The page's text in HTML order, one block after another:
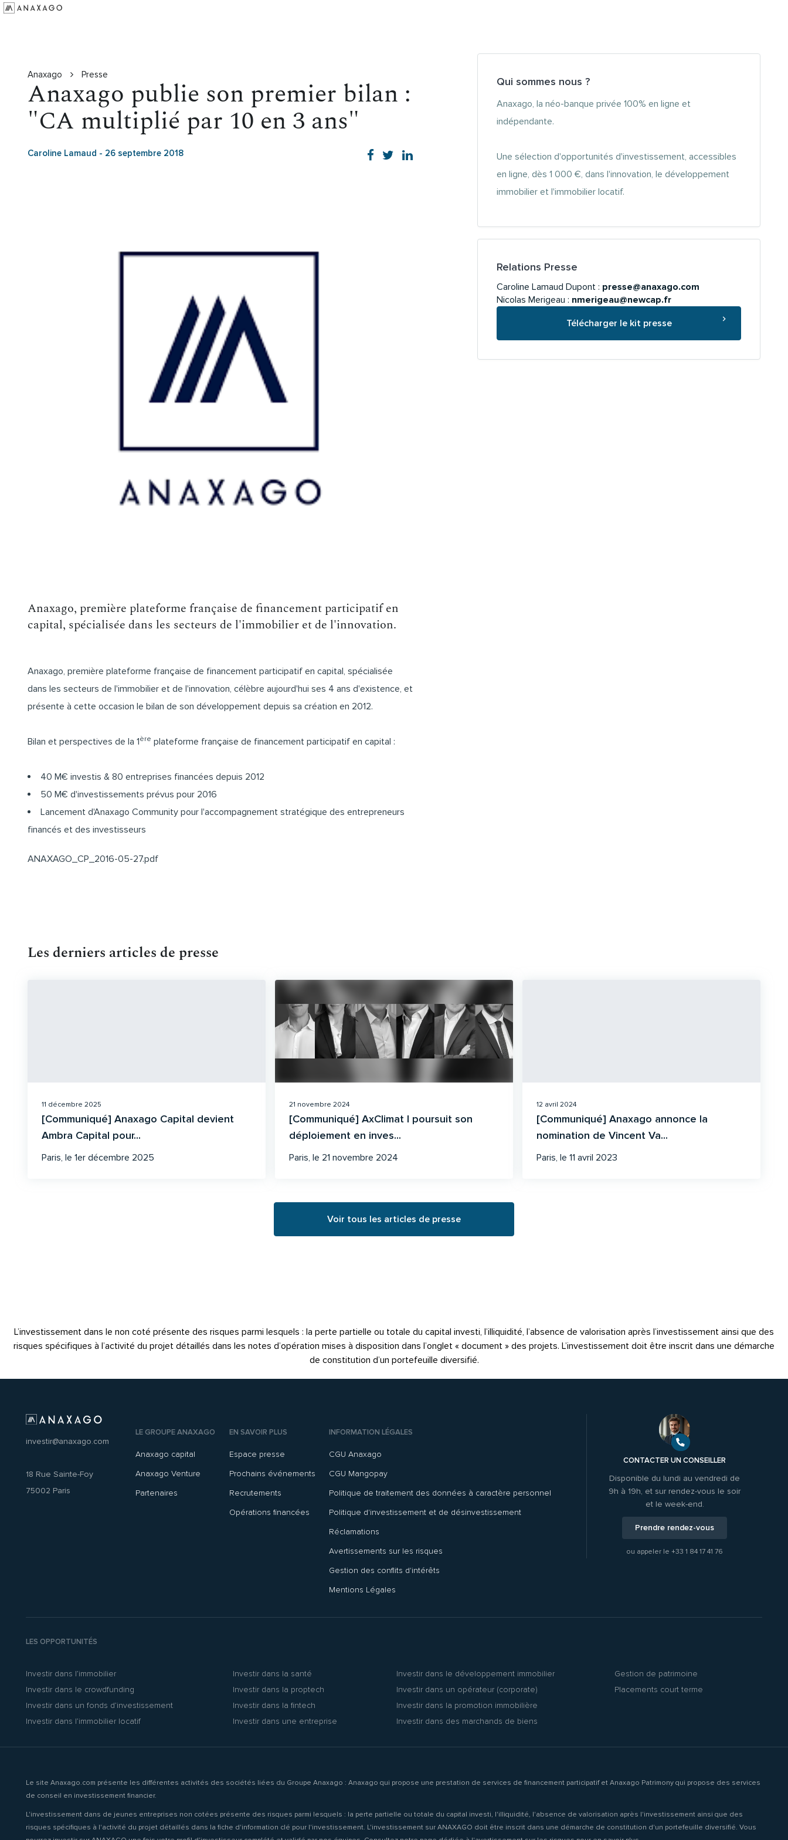
Ressources
Anaxago Presse
Anaxago publie son premier bilan :
"CA multiplié par 10 en 3 ans"
Caroline Lamaud - 26 septembre 2018
Anaxago, première plateforme française de financement participatif en
capital, spécialisée dans les secteurs de l'immobilier et de l'innovation.
Anaxago, première plateforme française de financement participatif en capital, spécialisée
dans les secteurs de l'immobilier et de l'innovation, célèbre aujourd'hui ses 4 ans d'existence, et
présente à cette occasion le bilan de son développement depuis sa création en 2012.
Bilan et perspectives de la 1ère plateforme française de financement participatif en capital :
40 M€ investis & 80 entreprises financées depuis 2012
50 M€ d'investissements prévus pour 2016
Lancement d'Anaxago Community pour l'accompagnement stratégique des entrepreneurs
financés et des investisseurs
ANAXAGO_CP_2016-05-27.pdf
Qui sommes nous ?
Anaxago, la néo-banque privée 100% en ligne et
indépendante.
Une sélection d'opportunités d'investissement, accessibles
en ligne, dès 1 000 €, dans l'innovation, le développement
immobilier et l'immobilier locatif.
Relations Presse
Caroline Lamaud Dupont : presse@anaxago.com
Nicolas Merigeau : nmerigeau@newcap.fr
Télécharger le kit presse
Les derniers articles de presse
11 décembre 2025
[Communiqué] Anaxago Capital devient
Ambra Capital pour...
Paris, le 1er décembre 2025
21 novembre 2024
[Communiqué] AxClimat I poursuit son
déploiement en inves...
Paris, le 21 novembre 2024
12 avril 2024
[Communiqué] Anaxago annonce la
nomination de Vincent Va...
Paris, le 11 avril 2023
Voir tous les articles de presse
L’investissement dans le non coté présente des risques parmi lesquels : la perte partielle ou totale du capital investi, l’illiquidité, l’absence de valorisation après l’investissement ainsi que des
risques spécifiques à l’activité du projet détaillés dans les notes d’opération mises à disposition dans l’onglet « document » des projets. L’investissement doit être inscrit dans une démarche
de constitution d’un portefeuille diversifié.
investir@anaxago.com
18 Rue Sainte-Foy
75002 Paris
LE GROUPE ANAXAGO
Anaxago capital
Anaxago Venture
Partenaires
EN SAVOIR PLUS
Espace presse
Prochains événements
Recrutements
Opérations financées
INFORMATION LÉGALES
CGU Anaxago
CGU Mangopay
Politique de traitement des données à caractère personnel
Politique d'investissement et de désinvestissement
Réclamations
Avertissements sur les risques
Gestion des conflits d'intérêts
Mentions Légales
CONTACTER UN CONSEILLER
Disponible du lundi au vendredi de
9h à 19h, et sur rendez-vous le soir
et le week-end.
Prendre rendez-vous
ou appeler le +33 1 84 17 41 76
LES OPPORTUNITÉS
Investir dans l’immobilier
Investir dans le crowdfunding
Investir dans un fonds d’investissement
Investir dans l’immobilier locatif
Investir dans la santé
Investir dans la proptech
Investir dans la fintech
Investir dans une entreprise
Investir dans le développement immobilier
Investir dans un opérateur (corporate)
Investir dans la promotion immobilière
Investir dans des marchands de biens
Gestion de patrimoine
Placements court terme
Le site Anaxago.com présente les différentes activités des sociétés liées du Groupe Anaxago : Anaxago qui propose une prestation de services de financement participatif et Anaxago Patrimony qui propose des services
de conseil en investissement financier.
L'investissement dans de jeunes entreprises non cotées présente des risques parmi lesquels : la perte partielle ou totale du capital investi, l'illiquidité, l'absence de valorisation après l'investissement ainsi que des
risques spécifiques à l'activité du projet détaillés dans la fiche d'information clé pour l'investissement. L'investissement sur ANAXAGO doit être inscrit dans une démarche de constitution d'un portefeuille diversifié. Vous